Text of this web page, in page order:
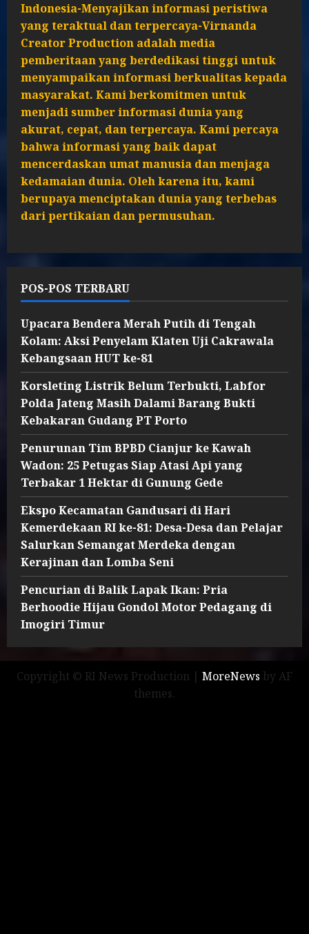
Indonesia-Menyajikan informasi peristiwa
yang teraktual dan terpercaya-Virnanda
Creator Production adalah media
pemberitaan yang berdedikasi tinggi untuk
menyampaikan informasi berkualitas kepada
masyarakat. Kami berkomitmen untuk
menjadi sumber informasi dunia yang
akurat, cepat, dan terpercaya. Kami percaya
bahwa informasi yang baik dapat
mencerdaskan umat manusia dan menjaga
kedamaian dunia. Oleh karena itu, kami
berupaya menciptakan dunia yang terbebas
dari pertikaian dan permusuhan.
POS-POS TERBARU
Upacara Bendera Merah Putih di Tengah
Kolam: Aksi Penyelam Klaten Uji Cakrawala
Kebangsaan HUT ke-81
Korsleting Listrik Belum Terbukti, Labfor
Polda Jateng Masih Dalami Barang Bukti
Kebakaran Gudang PT Porto
Penurunan Tim BPBD Cianjur ke Kawah
Wadon: 25 Petugas Siap Atasi Api yang
Terbakar 1 Hektar di Gunung Gede
Ekspo Kecamatan Gandusari di Hari
Kemerdekaan RI ke-81: Desa-Desa dan Pelajar
Salurkan Semangat Merdeka dengan
Kerajinan dan Lomba Seni
Pencurian di Balik Lapak Ikan: Pria
Berhoodie Hijau Gondol Motor Pedagang di
Imogiri Timur
Copyright © RI News Production | MoreNews by AF
themes.